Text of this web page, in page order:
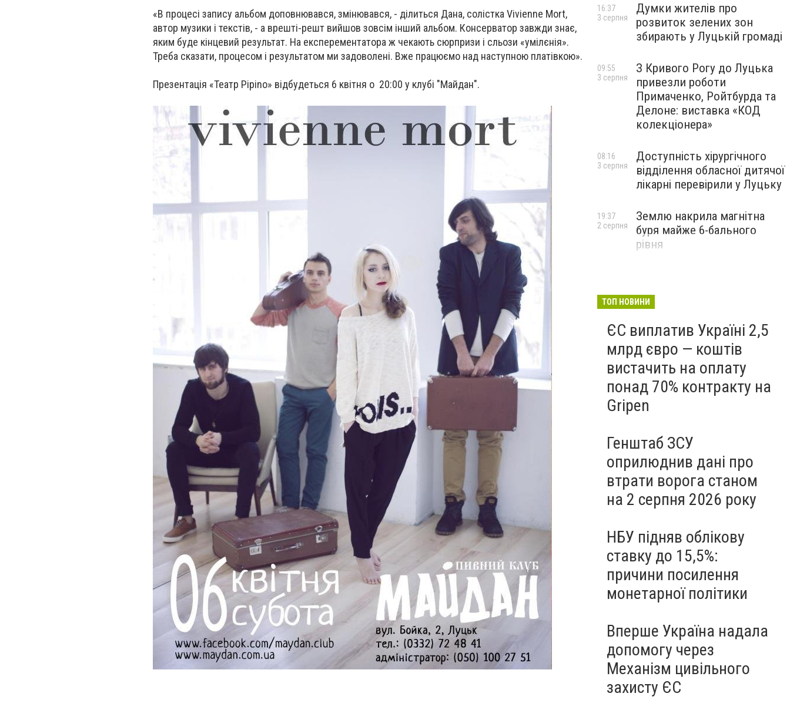
«В процесі запису альбом доповнювався, змінювався, - ділиться Дана, солістка Vivienne Mort,
автор музики і текстів, - а врешті-решт вийшов зовсім інший альбом. Консерватор завжди знає,
яким буде кінцевий результат. На експерементатора ж чекають сюрпризи і сльози «умілєнія».
Треба сказати, процесом і результатом ми задоволені. Вже працюємо над наступною платівкою».
Презентація «Театр Pipino» відбудеться 6 квітня о 20:00 у клубі "Майдан".
Думки жителів про
розвиток зелених зон
збирають у Луцькій громаді
16:37
3 серпня
З Кривого Рогу до Луцька
привезли роботи
Примаченко, Ройтбурда та
Делоне: виставка «КОД
колекціонера»
09:55
3 серпня
Доступність хірургічного
відділення обласної дитячої
лікарні перевірили у Луцьку
08:16
3 серпня
Землю накрила магнітна
буря майже 6-бального
рівня
19:37
2 серпня
ТОП НОВИНИ
ЄС виплатив Україні 2,5
млрд євро — коштів
вистачить на оплату
понад 70% контракту на
Gripen
Генштаб ЗСУ
оприлюднив дані про
втрати ворога станом
на 2 серпня 2026 року
НБУ підняв облікову
ставку до 15,5%:
причини посилення
монетарної політики
Вперше Україна надала
допомогу через
Механізм цивільного
захисту ЄС